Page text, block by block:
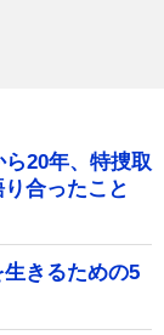
20年、特捜取
合ったこと
きるための5